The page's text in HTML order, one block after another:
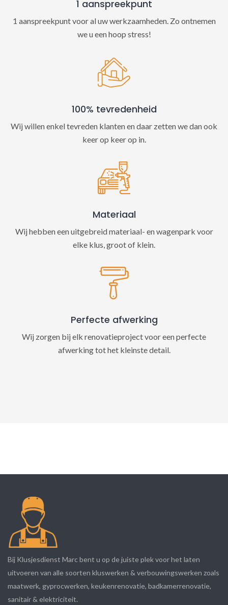
1 aanspreekpunt
1 aanspreekpunt voor al uw werkzaamheden. Zo ontnemen
we u een hoop stress!
100% tevredenheid
Wij willen enkel tevreden klanten en daar zetten we dan ook
keer op keer op in.
Materiaal
Wij hebben een uitgebreid materiaal- en wagenpark voor
elke klus, groot of klein.
Perfecte afwerking
Wij zorgen bij elk renovatieproject voor een perfecte
afwerking tot het kleinste detail.
Bij Klusjesdienst Marc bent u op de juiste plek voor het laten
uitvoeren van alle soorten kluswerken & verbouwingswerken zoals
maatwerk, gyprocwerken, keukenrenovatie, badkamerrenovatie,
sanitair & elektriciteit.